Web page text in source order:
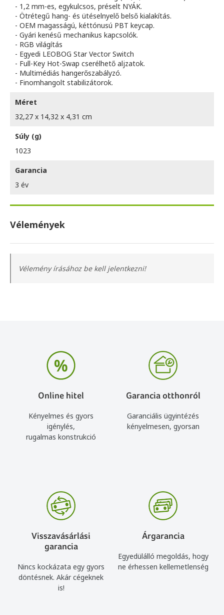
- 1,2 mm-es, egykulcsos, préselt NYÁK.
- Ötrétegű hang- és ütéselnyelő belső kialakítás.
- OEM magasságú, kéttónusú PBT keycap.
- Gyári kenésű mechanikus kapcsolók.
- RGB világítás
- Egyedi LEOBOG Star Vector Switch
- Full-Key Hot-Swap cserélhető aljzatok.
- Multimédiás hangerőszabályzó.
- Finomhangolt stabilizátorok.
Méret
32,27 x 14,32 x 4,31 cm
Súly (g)
1023
Garancia
3 év
Vélemények
Vélemény írásához be kell jelentkezni!
Online hitel
Kényelmes és gyors
igénylés,
rugalmas konstrukció
Garancia otthonról
Garanciális ügyintézés
kényelmesen, gyorsan
Visszavásárlási
garancia
Nincs kockázata egy gyors
döntésnek. Akár cégeknek
is!
Árgarancia
Egyedülálló megoldás, hogy
ne érhessen kellemetlenség